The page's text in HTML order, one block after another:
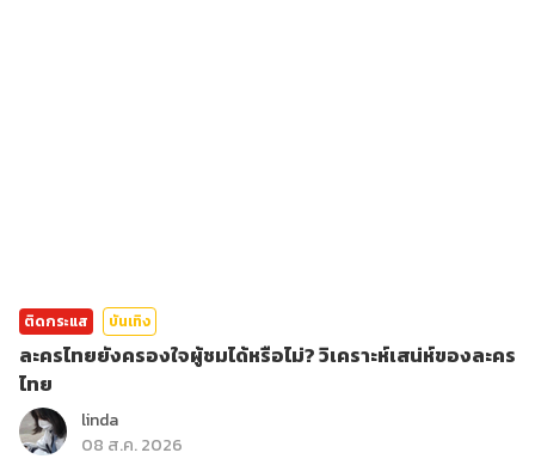
ติดกระแส บันเทิง
ละครไทยยังครองใจผู้ชมได้หรือไม่? วิเคราะห์เสน่ห์ของละคร
ไทย
linda
08 ส.ค. 2026